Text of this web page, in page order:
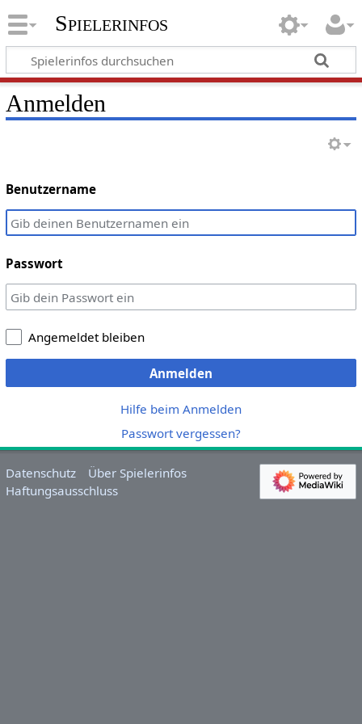
Spielerinfos
Anmelden
Benutzername
Passwort
Angemeldet bleiben
Anmelden
Hilfe beim Anmelden
Passwort vergessen?
Datenschutz
Über Spielerinfos
Haftungsausschluss